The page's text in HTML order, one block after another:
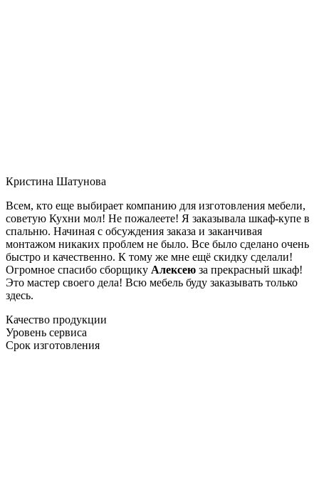
Кристина Шатунова
Всем, кто еще выбирает компанию для изготовления мебели,
советую Кухни мол! Не пожалеете! Я заказывала шкаф-купе в
спальню. Начиная с обсуждения заказа и заканчивая
монтажом никаких проблем не было. Все было сделано очень
быстро и качественно. К тому же мне ещё скидку сделали!
Огромное спасибо сборщику Алексею за прекрасный шкаф!
Это мастер своего дела! Всю мебель буду заказывать только
здесь.
Качество продукции
Уровень сервиса
Срок изготовления